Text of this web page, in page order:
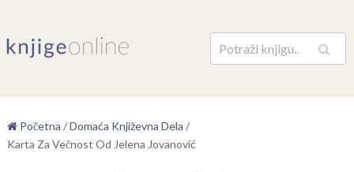
Pretraga
Početna /Domaća Književna Dela /
Karta Za Večnost Od Jelena Jovanović